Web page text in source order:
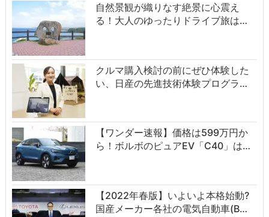
自然景観が織りなす絶景に心震え
る！大人のゆったりドライブ旅は…
クルマ購入検討の前にぜひ体験した
い、日産の先進技術体験プログラ…
【ワンダー速報】価格は599万円か
ら！ボルボのピュアEV「C40」は…
【2022年春版】いよいよ本格始動?
国産メーカー各社の電気自動車(B…